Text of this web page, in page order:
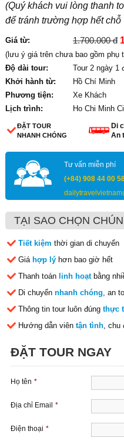
(Quý khách vui lòng thanh
để tránh trường hợp hết
Giá từ: 1.700.000 đ
(lưu ý giá trên chưa bao gồm phụ
Độ dài tour:
Tour 2 ngày 1
Khởi hành từ:
Hồ Chí Minh
Phương tiện:
Xe Khách
Lịch trình:
Ho Chi Minh
ĐẶT TOUR
NHANH CHÓNG
Di
An
Tư vấn miễn phí
(+84) 908 44 00
TẠI SAO CHỌN
Tiết kiệm thời gian di chuyển
Giá hợp lýhơn bao giờ hết
Thanh toán linh hoạtbằng
Di chuyển nhanh chóng, an
Thông tin tour luôn đúng thực
Hướng dẫn viên tận tình, chu
ĐẶT TOUR NGAY
Họ tên *
Địa chỉ Email *
Điện thoại *